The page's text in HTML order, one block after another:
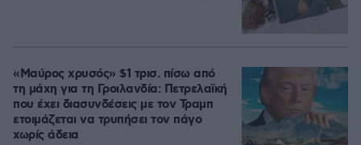
«Μαύρος χρυσός» $1 τρισ. πίσω από
τη μάχη για τη Γροιλανδία: Πετρελαϊκή
που έχει διασυνδέσεις με τον Τραμπ
ετοιμάζεται να τρυπήσει τον πάγο
χωρίς άδεια